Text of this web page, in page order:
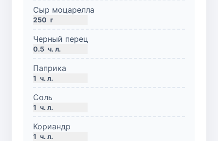
Сыр моцарелла
250 г
Черный перец
0.5 ч. л.
Паприка
1 ч. л.
Соль
1 ч. л.
Кориандр
1 ч. л.